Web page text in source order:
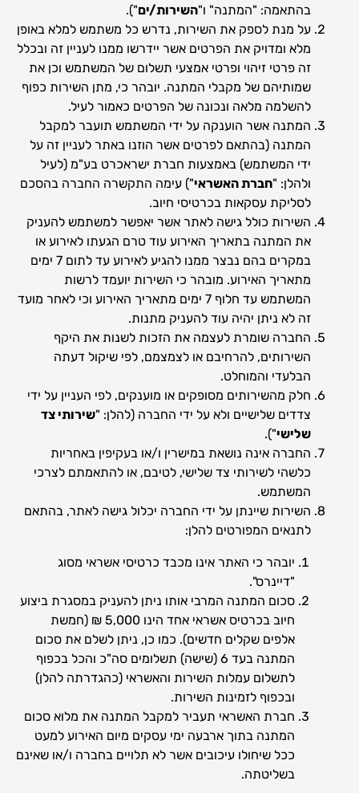
בהתאמה: "המתנה" ו"השירות/ים").
על מנת לספק את השירות, נדרש כל משתמש למלא באופן
מלא ומדויק את הפרטים אשר יידרשו ממנו לעניין זה ובכלל
זה פרטי זיהוי ופרטי אמצעי תשלום של המשתמש וכן את
שמותיהם של מקבלי המתנה. יובהר כי, מתן השירות כפוף
להשלמה מלאה ונכונה של הפרטים כאמור לעיל.
המתנה אשר הוענקה על ידי המשתמש תועבר למקבל
המתנה (בהתאם לפרטים אשר הוזנו באתר לעניין זה על
ידי המשתמש) באמצעות חברת ישראכרט בע"מ (לעיל
ולהלן: "חברת האשראי") עימה התקשרה החברה בהסכם
לסליקת עסקאות בכרטיסי חיוב.
השירות כולל גישה לאתר אשר יאפשר למשתמש להעניק
את המתנה בתאריך האירוע עוד טרם הגעתו לאירוע או
במקרים בהם נבצר ממנו להגיע לאירוע עד לתום 7 ימים
מתאריך האירוע. מובהר כי השירות יועמד לרשות
המשתמש עד חלוף 7 ימים מתאריך האירוע וכי לאחר מועד
זה לא ניתן יהיה עוד להעניק מתנות.
החברה שומרת לעצמה את הזכות לשנות את היקף
השירותים, להרחיבם או לצמצמם, לפי שיקול דעתה
הבלעדי והמוחלט.
חלק מהשירותים מסופקים או מוענקים, לפי העניין על ידי
צדדים שלישיים ולא על ידי החברה (להלן: "שירותי צד
שלישי").
החברה אינה נושאת במישרין ו/או בעקיפין באחריות
כלשהי לשירותי צד שלישי, לטיבם, או להתאמתם לצרכי
המשתמש.
השירות שיינתן על ידי החברה יכלול גישה לאתר, בהתאם
לתנאים המפורטים להלן:
יובהר כי האתר אינו מכבד כרטיסי אשראי מסוג
"דיינרס".
סכום המתנה המרבי אותו ניתן להעניק במסגרת ביצוע
חיוב בכרטיס אשראי אחד הינו 5,000 ₪ (חמשת
אלפים שקלים חדשים). כמו כן, ניתן לשלם את סכום
המתנה בעד 6 (שישה) תשלומים סה"כ והכל בכפוף
לתשלום עמלות השירות והאשראי (כהגדרתה להלן)
ובכפוף לזמינות השירות.
חברת האשראי תעביר למקבל המתנה את מלוא סכום
המתנה בתוך ארבעה ימי עסקים מיום האירוע למעט
ככל שיחולו עיכובים אשר לא תלויים בחברה ו/או שאינם
בשליטתה.